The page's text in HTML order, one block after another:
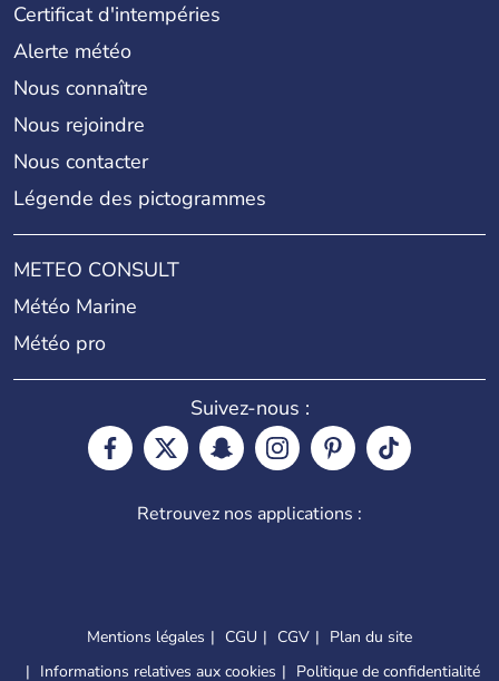
Certificat d'intempéries
Alerte météo
Nous connaître
Nous rejoindre
Nous contacter
Légende des pictogrammes
METEO CONSULT
Météo Marine
Météo pro
Suivez-nous :
Retrouvez nos applications :
Mentions légales CGU CGV
Plan du site
Informations relatives aux cookies
Politique de confidentialité